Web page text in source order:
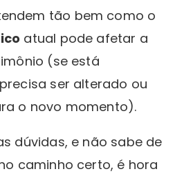
tão bem como o
atual pode afetar a
(se está
ser alterado ou
o novo momento).
dúvidas, e não sabe de
caminho certo, é hora